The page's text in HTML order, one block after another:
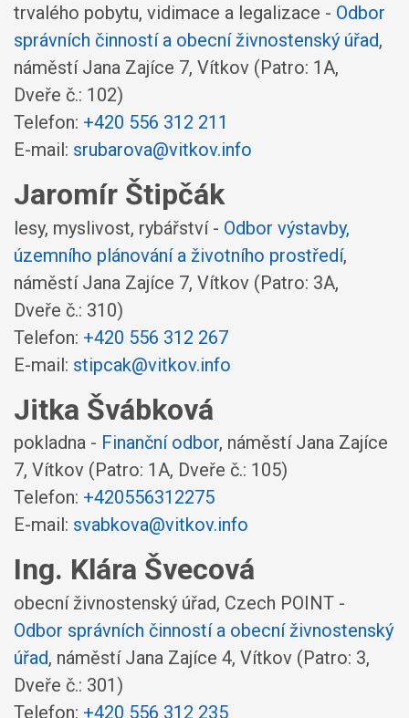
trvalého pobytu, vidimace a legalizace - Odbor
správních činností a obecní živnostenský úřad,
náměstí Jana Zajíce 7, Vítkov (Patro: 1A,
Dveře č.: 102)
Telefon: +420 556 312 211
E-mail: srubarova@vitkov.info
Jaromír Štipčák
lesy, myslivost, rybářství - Odbor výstavby,
územního plánování a životního prostředí,
náměstí Jana Zajíce 7, Vítkov (Patro: 3A,
Dveře č.: 310)
Telefon: +420 556 312 267
E-mail: stipcak@vitkov.info
Jitka Švábková
pokladna - Finanční odbor, náměstí Jana Zajíce
7, Vítkov (Patro: 1A, Dveře č.: 105)
Telefon: +420556312275
E-mail: svabkova@vitkov.info
Ing. Klára Švecová
obecní živnostenský úřad, Czech POINT -
Odbor správních činností a obecní živnostenský
úřad, náměstí Jana Zajíce 4, Vítkov (Patro: 3,
Dveře č.: 301)
Telefon: +420 556 312 235